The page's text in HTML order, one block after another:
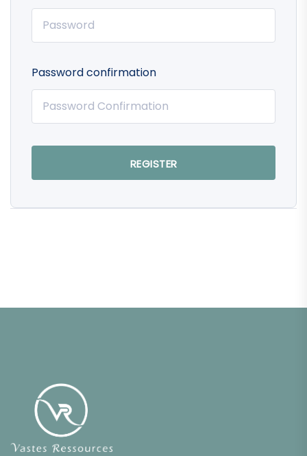
Password confirmation
REGISTER